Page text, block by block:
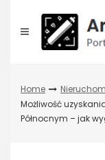
content
Home
Możliwość
Północnym – jak